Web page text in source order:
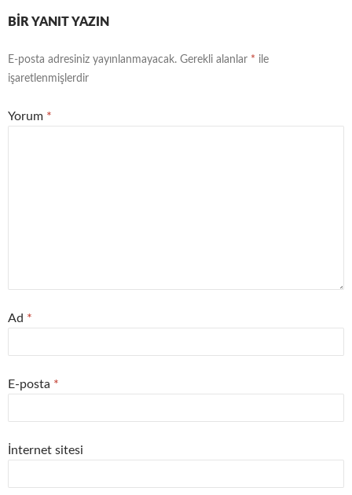
BIR YANIT YAZIN
E-posta adresiniz yayınlanmayacak. Gerekli alanlar * ile
işaretlenmişlerdir
Yorum *
Ad *
E-posta *
İnternet sitesi